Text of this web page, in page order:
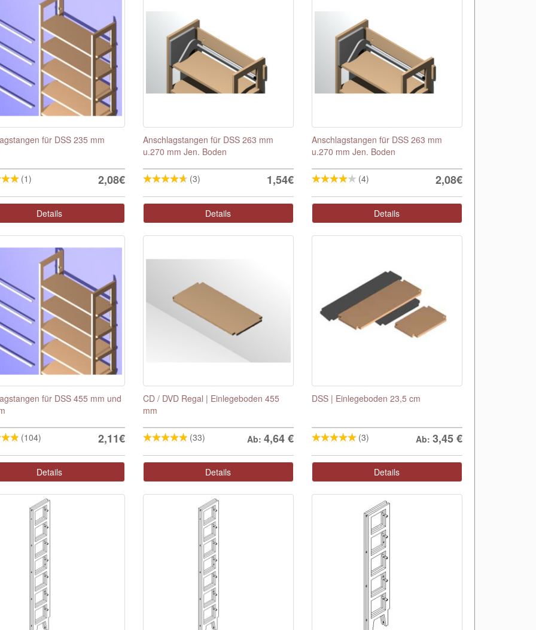
für DSS 235 mm
(1) 2,08€
Details
Anschlagstangen für DSS 263 mm
u.270 mm Jen. Boden
(3) 1,54€
Details
Anschlagstangen für DSS 263 mm
u.270 mm Jen. Boden
(4) 2,08€
Details
für DSS 455 mm und
(104) 2,11€
Details
CD / DVD Regal | Einlegeboden 455
mm
(33) Ab: 4,64€
Details
DSS | Einlegeboden 23,5 cm
(3) Ab: 3,45€
Details